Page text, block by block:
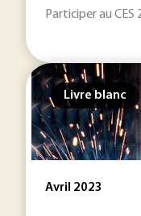
Participer au
Livre blanc
Avril 2023